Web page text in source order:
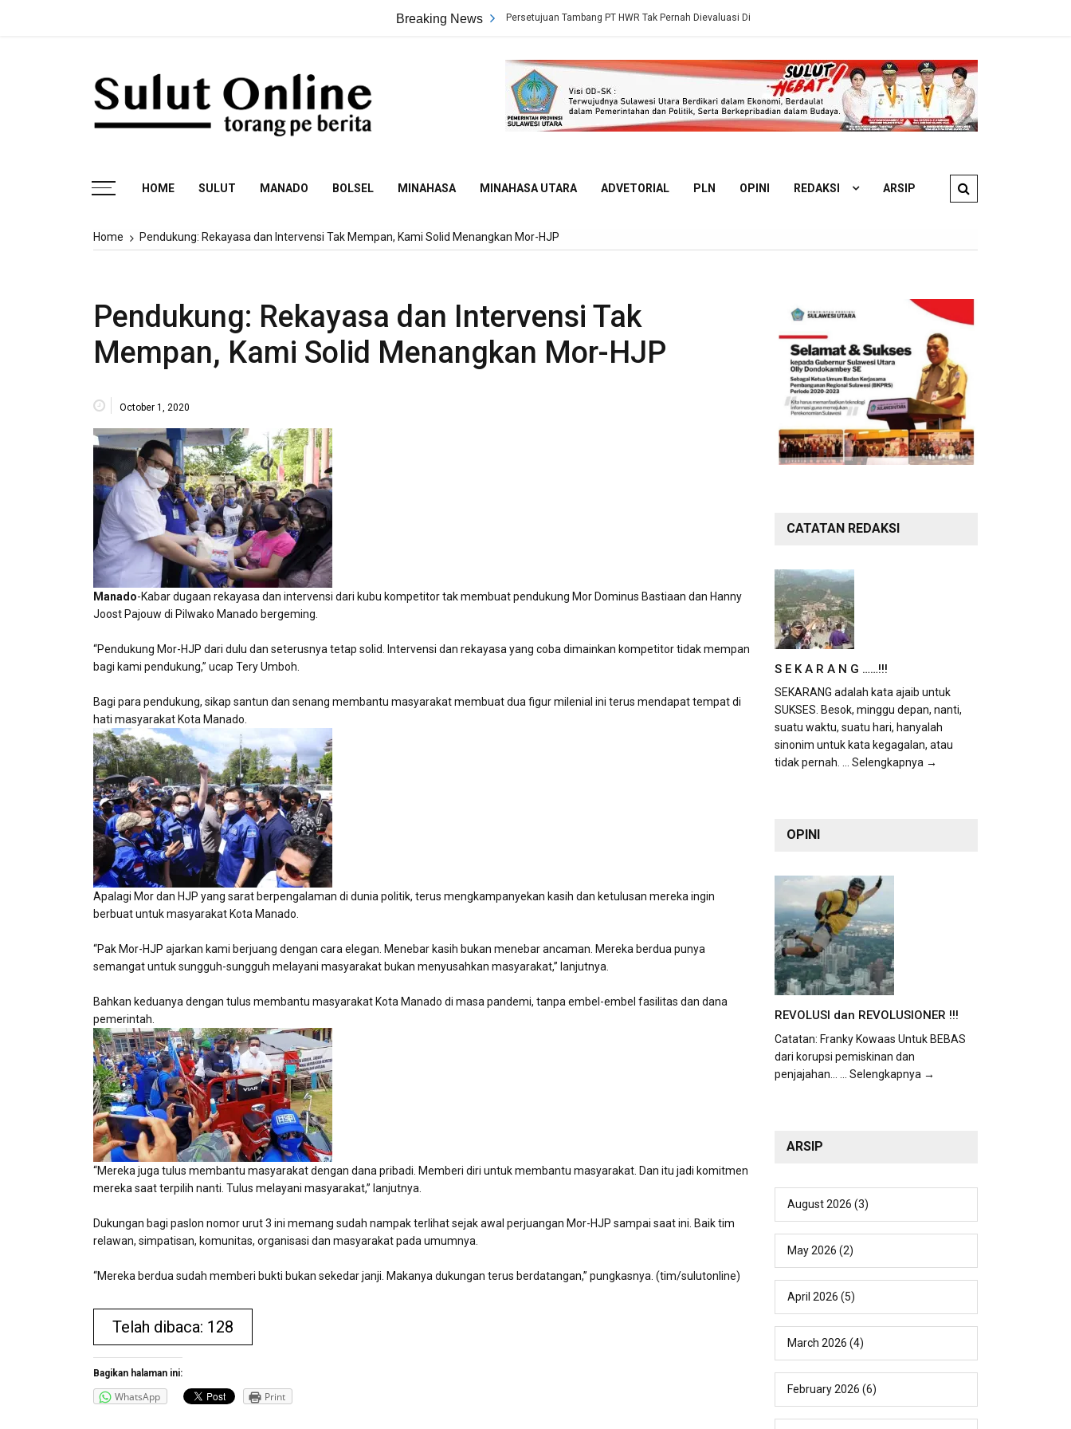
Breaking News
Fakta Sidang Terungkap, Persetujuan Tambang PT HWR Tak Pernah Dievaluasi Dinas ESDM
HOME SULUT MANADO BOLSEL MINAHASA MINAHASA UTARA ADVETORIAL PLN OPINI REDAKSI ARSIP
Home Pendukung: Rekayasa dan Intervensi Tak Mempan, Kami Solid Menangkan Mor-HJP
Pendukung: Rekayasa dan Intervensi Tak
Mempan, Kami Solid Menangkan Mor-HJP
October 1, 2020
Manado-Kabar dugaan rekayasa dan intervensi dari kubu kompetitor tak membuat pendukung Mor Dominus Bastiaan dan Hanny
Joost Pajouw di Pilwako Manado bergeming.
“Pendukung Mor-HJP dari dulu dan seterusnya tetap solid. Intervensi dan rekayasa yang coba dimainkan kompetitor tidak mempan
bagi kami pendukung,” ucap Tery Umboh.
Bagi para pendukung, sikap santun dan senang membantu masyarakat membuat dua figur milenial ini terus mendapat tempat di
hati masyarakat Kota Manado.
Apalagi Mor dan HJP yang sarat berpengalaman di dunia politik, terus mengkampanyekan kasih dan ketulusan mereka ingin
berbuat untuk masyarakat Kota Manado.
“Pak Mor-HJP ajarkan kami berjuang dengan cara elegan. Menebar kasih bukan menebar ancaman. Mereka berdua punya
semangat untuk sungguh-sungguh melayani masyarakat bukan menyusahkan masyarakat,” lanjutnya.
Bahkan keduanya dengan tulus membantu masyarakat Kota Manado di masa pandemi, tanpa embel-embel fasilitas dan dana
pemerintah.
“Mereka juga tulus membantu masyarakat dengan dana pribadi. Memberi diri untuk membantu masyarakat. Dan itu jadi komitmen
mereka saat terpilih nanti. Tulus melayani masyarakat,” lanjutnya.
Dukungan bagi paslon nomor urut 3 ini memang sudah nampak terlihat sejak awal perjuangan Mor-HJP sampai saat ini. Baik tim
relawan, simpatisan, komunitas, organisasi dan masyarakat pada umumnya.
“Mereka berdua sudah memberi bukti bukan sekedar janji. Makanya dukungan terus berdatangan,” pungkasnya. (tim/sulutonline)
Telah dibaca: 128
Bagikan halaman ini:
WhatsApp Print
CATATAN REDAKSI
S E K A R A N G ……!!!
SEKARANG adalah kata ajaib untuk
SUKSES. Besok, minggu depan, nanti,
suatu waktu, suatu hari, hanyalah
sinonim untuk kata kegagalan, atau
tidak pernah. ... Selengkapnya →
OPINI
REVOLUSI dan REVOLUSIONER !!!
Catatan: Franky Kowaas Untuk BEBAS
dari korupsi pemiskinan dan
penjajahan...
... Selengkapnya →
ARSIP
August 2026 (3)
May 2026 (2)
April 2026 (5)
March 2026 (4)
February 2026 (6)